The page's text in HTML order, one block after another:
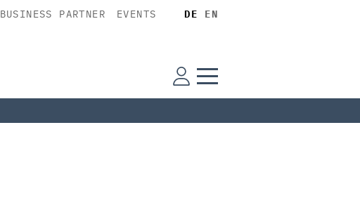
BUSINESS PARTNER EVENTS DE EN